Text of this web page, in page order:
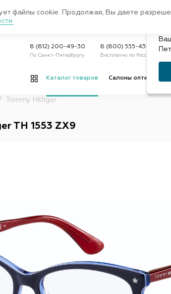
Регион:
8 (812) 200-49-30
По Санкт-Петербургу
8 (800) 555-43-47
Бесплатно по России
Каталог товаров Салоны оптики
Tommy Hilfiger
TH 1553 ZX9
файлы cookie. Продолжая, Вы даете